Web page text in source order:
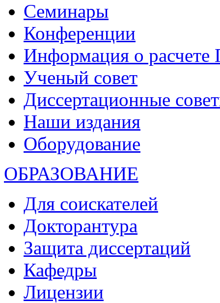
Семинары
Конференции
Информация о
Ученый совет
Диссертационные
Наши издания
Оборудование
ОБРАЗОВАНИЕ
Для соискателей
Докторантура
Защита диссертаций
Кафедры
Лицензии